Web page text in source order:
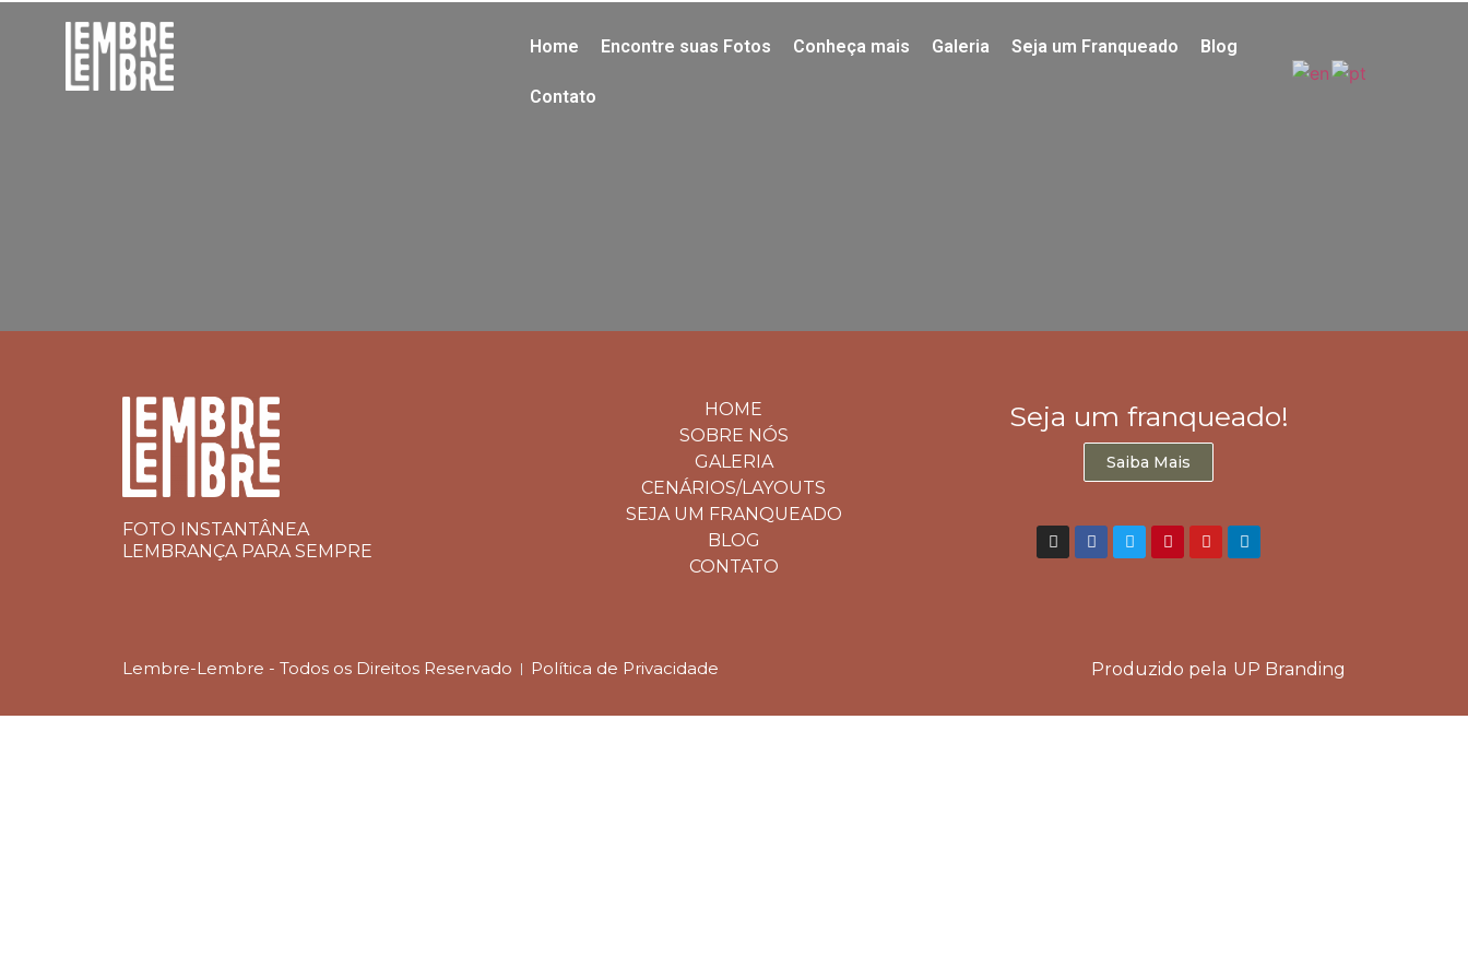
Home Encontre suas Fotos Conheça mais Galeria Seja um Franqueado Blog
Contato
FOTO INSTANTÂNEA
LEMBRANÇA PARA SEMPRE
HOME
SOBRE NÓS
GALERIA
CENÁRIOS/LAYOUTS
SEJA UM FRANQUEADO
BLOG
CONTATO
Seja um franqueado!
Saiba Mais
Lembre-Lembre - Todos os Direitos Reservado Política de Privacidade Produzido pela UP Branding